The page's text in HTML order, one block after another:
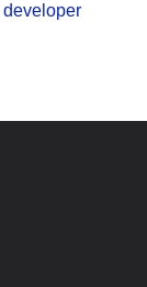
developer